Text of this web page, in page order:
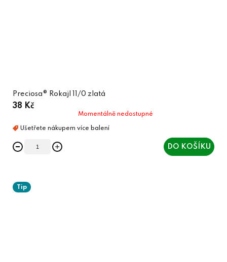
Preciosa® Rokajl 11/0 zlatá
38 Kč
Momentálně nedostupné
DO KOŠÍKU
Tip